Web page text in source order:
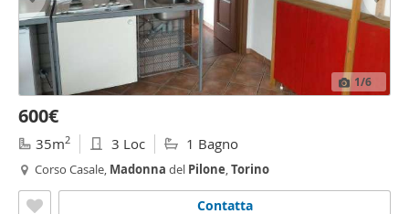
1/6
600€
35m2 3 Loc 1 Bagno
Corso Casale, Madonna del Pilone,Torino
Contatta